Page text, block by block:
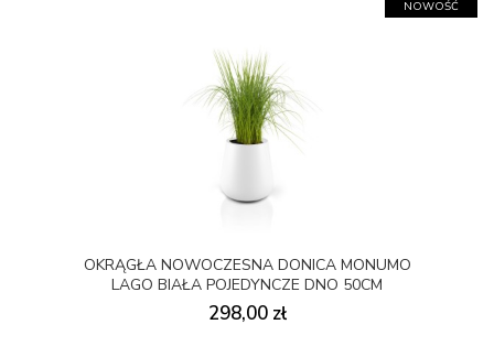
OKRĄGŁA NOWOCZESNA DONICA MONUMO
LAGO BIAŁA POJEDYNCZE DNO 50CM
298,00 zł
NOWOŚĆ